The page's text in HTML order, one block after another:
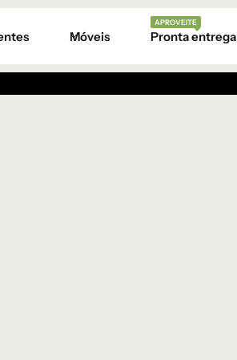
Móveis Pronta entrega
APROVEITE